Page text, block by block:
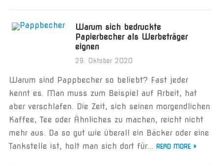
Warum sich bedruckte
Papierbecher als Werbeträger
eignen
29. Oktober 2020
Warum sind Pappbecher so beliebt? Fast jeder
kennt es. Man muss zum Beispiel auf Arbeit, hat
aber verschlafen. Die Zeit, sich seinen morgendlichen
Kaffee, Tee oder Ähnliches zu machen, reicht nicht
mehr aus. Da so gut wie überall ein Bäcker oder eine
Tankstelle ist, holt man sich dort für... READ MORE »